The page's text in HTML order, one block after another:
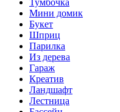
Мини домик
Букет
Шприц
Парилка
Из дерева
Гараж
Креатив
Ландшафт
Лестница